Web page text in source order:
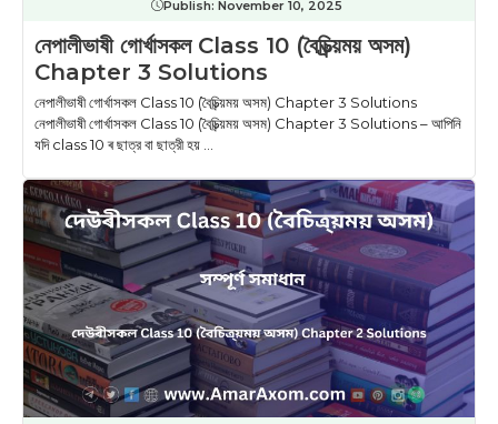
Publish: November 10, 2025
নেপালীভাষী গোর্খাসকল Class 10 (বৈচিত্ৰ্য়ময় অসম)
Chapter 3 Solutions
নেপালীভাষী গোর্খাসকল Class 10 (বৈচিত্ৰ্য়ময় অসম) Chapter 3 Solutions
নেপালীভাষী গোর্খাসকল Class 10 (বৈচিত্ৰ্য়ময় অসম) Chapter 3 Solutions – আপিনি
যদি class 10 ৰ ছাত্র বা ছাত্রী হয় ...